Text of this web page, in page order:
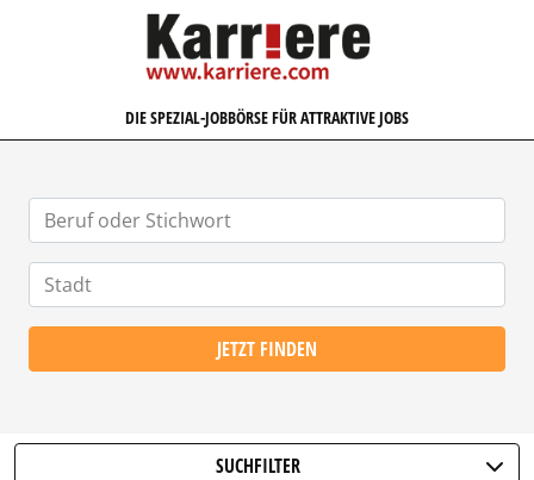
KARRIERE.COM
DIE SPEZIAL-JOBBÖRSE FÜR ATTRAKTIVE JOBS
JETZT FINDEN
SUCHFILTER